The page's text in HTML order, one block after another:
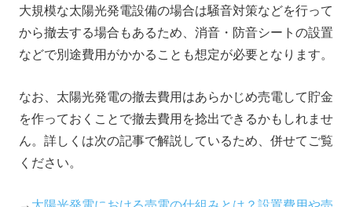
大規模な太陽光発電設備の場合は騒音対策などを行って
から撤去する場合もあるため、消音・防音シートの設置
などで別途費用がかかることも想定が必要となります。
なお、太陽光発電の撤去費用はあらかじめ売電して貯金
を作っておくことで撤去費用を捻出できるかもしれませ
ん。詳しくは次の記事で解説しているため、併せてご覧
ください。